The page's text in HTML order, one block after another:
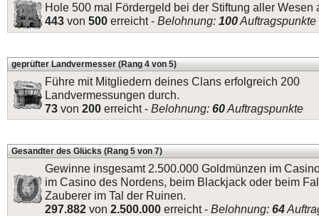
Hole 500 mal Fördergeld bei der Stiftung aller Wesen
443 von 500 erreicht - Belohnung: 100Auftragspunkte
geprüfter Landvermesser (Rang 4 von 5)
Führe mit Mitgliedern deines Clans erfolgreich 200
Landvermessungen durch.
73 von 200 erreicht - Belohnung: 60Auftragspunkte
Gesandter des Glücks (Rang 5 von 7)
Gewinne insgesamt 2.500.000 Goldmünzen im
im Casino des Nordens, beim Blackjack oder beim
Zauberer im Tal der Ruinen.
297.882 von 2.500.000 erreicht - Belohnung: 64